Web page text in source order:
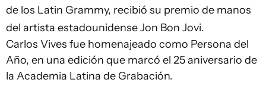
de los Latin Grammy, recibió su premio de manos
del artista estadounidense Jon Bon Jovi.
Carlos Vives fue homenajeado como Persona del
Año, en una edición que marcó el 25 aniversario de
la Academia Latina de Grabación.